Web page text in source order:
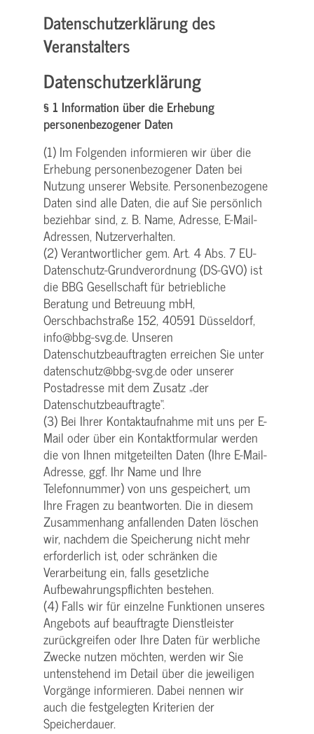
Datenschutzerklärung des
Veranstalters
Datenschutzerklärung
§ 1 Information über die Erhebung
personenbezogener Daten
(1) Im Folgenden informieren wir über die
Erhebung personenbezogener Daten bei
Nutzung unserer Website. Personenbezogene
Daten sind alle Daten, die auf Sie persönlich
beziehbar sind, z. B. Name, Adresse, E-Mail-
Adressen, Nutzerverhalten.
(2) Verantwortlicher gem. Art. 4 Abs. 7 EU-
Datenschutz-Grundverordnung (DS-GVO) ist
die BBG Gesellschaft für betriebliche
Beratung und Betreuung mbH,
Oerschbachstraße 152, 40591 Düsseldorf,
info@bbg-svg.de. Unseren
Datenschutzbeauftragten erreichen Sie unter
datenschutz@bbg-svg.de oder unserer
Postadresse mit dem Zusatz „der
Datenschutzbeauftragte“.
(3) Bei Ihrer Kontaktaufnahme mit uns per E-
Mail oder über ein Kontaktformular werden
die von Ihnen mitgeteilten Daten (Ihre E-Mail-
Adresse, ggf. Ihr Name und Ihre
Telefonnummer) von uns gespeichert, um
Ihre Fragen zu beantworten. Die in diesem
Zusammenhang anfallenden Daten löschen
wir, nachdem die Speicherung nicht mehr
erforderlich ist, oder schränken die
Verarbeitung ein, falls gesetzliche
Aufbewahrungspflichten bestehen.
(4) Falls wir für einzelne Funktionen unseres
Angebots auf beauftragte Dienstleister
zurückgreifen oder Ihre Daten für werbliche
Zwecke nutzen möchten, werden wir Sie
untenstehend im Detail über die jeweiligen
Vorgänge informieren. Dabei nennen wir
auch die festgelegten Kriterien der
Speicherdauer.